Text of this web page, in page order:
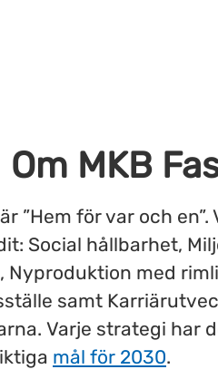
Om MKB
”Hem för var och
Social hållbarhet,
Nyproduktion med
samt
Varje strategi har
mål för 2030.